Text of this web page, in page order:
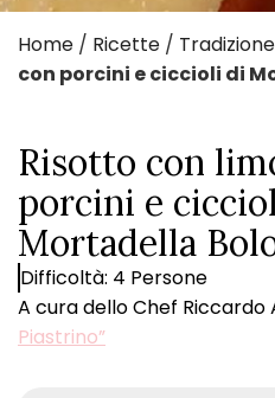
Home / Ricette / Tradizione
con porcini e ciccioli di
Risotto con
porcini e
Mortadella
Difficoltà: 4 Persone
A cura dello Chef Riccardo
Piastrino”